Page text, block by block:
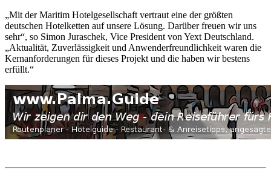
„Mit der Maritim Hotelgesellschaft vertraut eine der größten
deutschen Hotelketten auf unsere Lösung. Darüber freuen wir uns
sehr“, so Simon Juraschek, Vice President von Yext Deutschland.
„Aktualität, Zuverlässigkeit und Anwenderfreundlichkeit waren die
Kernanforderungen für dieses Projekt und die haben wir bestens
erfüllt.“